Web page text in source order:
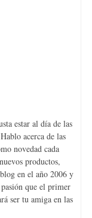
estar al día de las
acerca de las
novedad cada
productos,
en el año 2006 y
que el primer
ser tu amiga en las